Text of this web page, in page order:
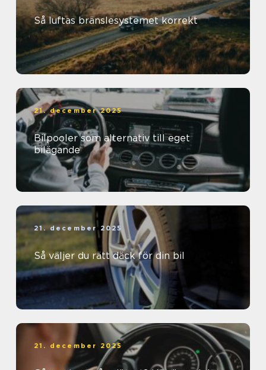
Så luftas bränslesystemet korrekt
21. december 2025
Bilpooler som alternativ till eget
bilägande
21. december 2025
Så väljer du rätt däck för din bil
21. december 2025